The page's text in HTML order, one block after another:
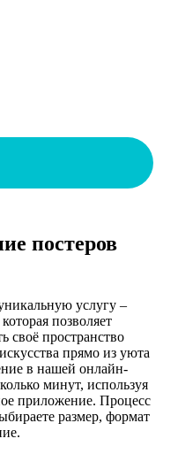
постеров
услугу –
позволяет
своё пространство
прямо из уюта
в нашей онлайн-
минут, используя
приложение. Процесс
размер, формат